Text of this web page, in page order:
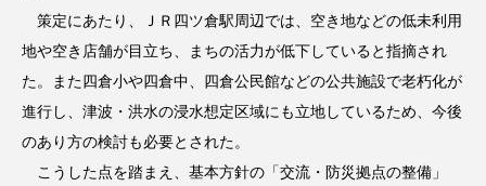
策定にあたり、ＪＲ四ツ倉駅周辺では、空き地などの低未利用
地や空き店舗が目立ち、まちの活力が低下していると指摘され
た。また四倉小や四倉中、四倉公民館などの公共施設で老朽化が
進行し、津波・洪水の浸水想定区域にも立地しているため、今後
のあり方の検討も必要とされた。
こうした点を踏まえ、基本方針の「交流・防災拠点の整備」